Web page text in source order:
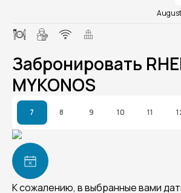
Забронировать
MYKONOS
7 8 9 10 11
К сожалению, в выбранные вами